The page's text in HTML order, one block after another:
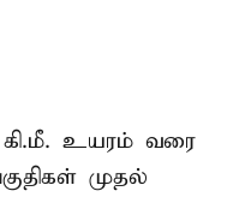
கி.மீ. உயரம் வரை
முதல்